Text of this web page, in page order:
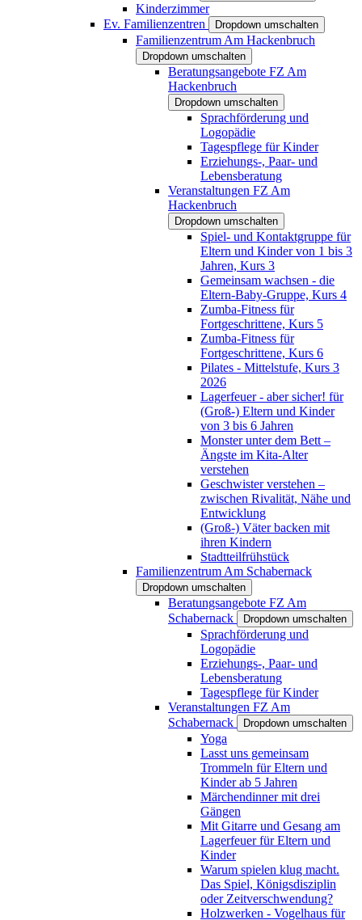
Kinderzimmer
Ev. Familienzentren
Dropdown umschalten
Familienzentrum Am Hackenbruch
Dropdown umschalten
Beratungsangebote FZ Am
Hackenbruch
Dropdown umschalten
Sprachförderung und
Logopädie
Tagespflege für Kinder
Erziehungs-, Paar- und
Lebensberatung
Veranstaltungen FZ Am
Hackenbruch
Dropdown umschalten
Spiel- und Kontaktgruppe für
Eltern und Kinder von 1 bis 3
Jahren, Kurs 3
Gemeinsam wachsen - die
Eltern-Baby-Gruppe, Kurs 4
Zumba-Fitness für
Fortgeschrittene, Kurs 5
Zumba-Fitness für
Fortgeschrittene, Kurs 6
Pilates - Mittelstufe, Kurs 3
2026
Lagerfeuer - aber sicher! für
(Groß-) Eltern und Kinder
von 3 bis 6 Jahren
Monster unter dem Bett –
Ängste im Kita-Alter
verstehen
Geschwister verstehen –
zwischen Rivalität, Nähe und
Entwicklung
(Groß-) Väter backen mit
ihren Kindern
Stadtteilfrühstück
Familienzentrum Am Schabernack
Dropdown umschalten
Beratungsangebote FZ Am
Schabernack
Dropdown umschalten
Sprachförderung und
Logopädie
Erziehungs-, Paar- und
Lebensberatung
Tagespflege für Kinder
Veranstaltungen FZ Am
Schabernack
Dropdown umschalten
Yoga
Lasst uns gemeinsam
Trommeln für Eltern und
Kinder ab 5 Jahren
Märchendinner mit drei
Gängen
Mit Gitarre und Gesang am
Lagerfeuer für Eltern und
Kinder
Warum spielen klug macht.
Das Spiel, Königsdisziplin
oder Zeitverschwendung?
Holzwerken - Vogelhaus für